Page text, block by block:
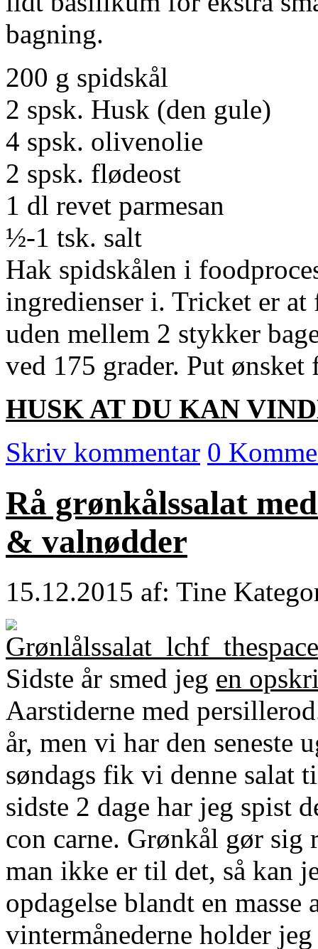
bagning.
200 g spidskål
2 spsk. Husk (den gule)
4 spsk. olivenolie
2 spsk. flødeost
1 dl revet parmesan
½-1 tsk. salt
Hak spidskålen i
ingredienser i. Tricket er at
uden mellem 2 stykker
ved 175 grader. Put
HUSK AT DU KAN
Skriv kommentar 0
Rå grønkålssalat
& valnødder
15.12.2015 af: Tine
Sidste år smed jeg en
Aarstiderne med
år, men vi har den seneste
søndags fik vi denne salat
sidste 2 dage har jeg spist
con carne. Grønkål gør
man ikke er til det, så kan
opdagelse blandt en
vintermånederne holder